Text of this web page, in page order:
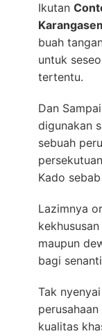
Ikutan
buah
untuk
tertentu.
Dan
digunakan
sebuah
Kado
Lazimnya
maupun
bagi
Tak
kualitas